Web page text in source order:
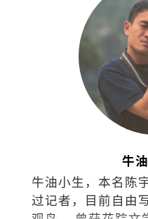
牛
牛油小生，本名陈
过记者，目前自由